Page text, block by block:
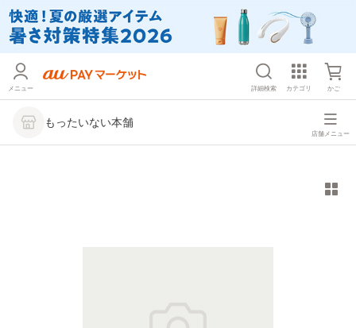
メニュー 詳細検索 カテゴリ かご
もったいない本舗
店舗メニュー